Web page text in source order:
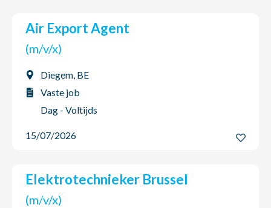
Air Export Agent
(m/v/x)
Diegem, BE
Vaste job
Dag - Voltijds
15/07/2026
Elektrotechnieker Brussel
(m/v/x)